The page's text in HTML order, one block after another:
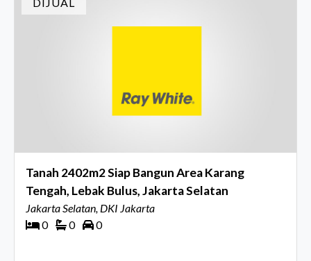
Tanah 2402m2 Siap Bangun Area Karang
Tengah, Lebak Bulus, Jakarta Selatan
Jakarta Selatan, DKI Jakarta
0
0 0